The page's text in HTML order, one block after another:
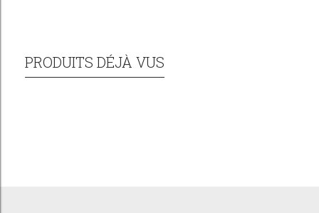
PRODUITS DÉJÀ VUS